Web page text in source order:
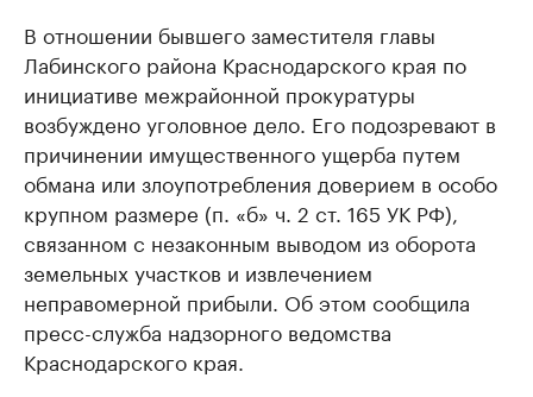
В отношении бывшего заместителя главы
Лабинского района Краснодарского края по
инициативе межрайонной прокуратуры
возбуждено уголовное дело. Его подозревают в
причинении имущественного ущерба путем
обмана или злоупотребления доверием в особо
крупном размере (п. «б» ч. 2 ст. 165 УК РФ),
связанном с незаконным выводом из оборота
земельных участков и извлечением
неправомерной прибыли. Об этом сообщила
пресс-служба надзорного ведомства
Краснодарского края.